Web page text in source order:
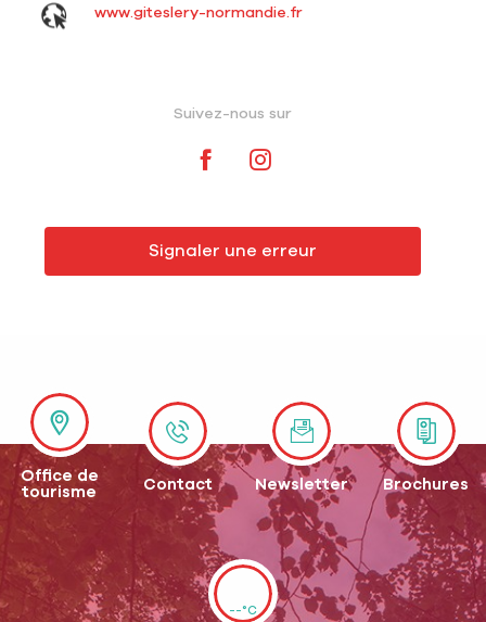
www.giteslery-normandie.fr
Suivez-nous sur
Signaler une erreur
Office de
tourisme
Contact Newsletter Brochures
--°C